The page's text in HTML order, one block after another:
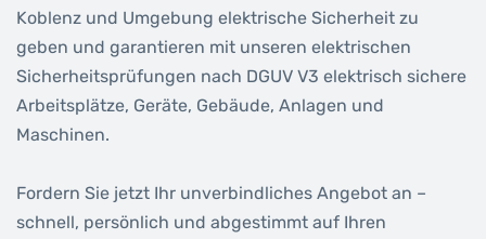
Koblenz und Umgebung elektrische Sicherheit zu
geben und garantieren mit unseren elektrischen
Sicherheitsprüfungen nach DGUV V3 elektrisch sichere
Arbeitsplätze, Geräte, Gebäude, Anlagen und
Maschinen.
Fordern Sie jetzt Ihr unverbindliches Angebot an –
schnell, persönlich und abgestimmt auf Ihren